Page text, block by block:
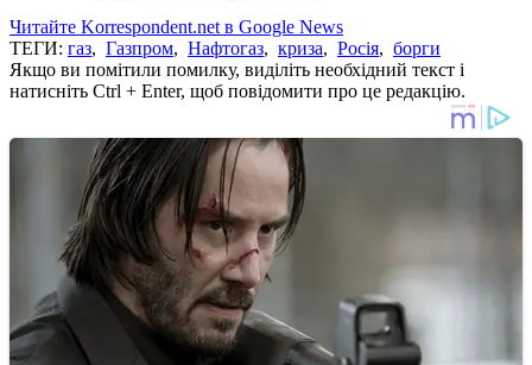
Читайте Korrespondent.net в Google News
ТЕГИ: газ, Газпром, Нафтогаз, криза, Росія, борги
Якщо ви помітили помилку, виділіть необхідний текст і
натисніть Ctrl + Enter, щоб повідомити про це редакцію.